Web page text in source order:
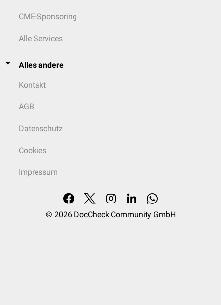
CME-Sponsoring
Alle Services
Alles andere
Kontakt
AGB
Datenschutz
Cookies
Impressum
© 2026 DocCheck Community GmbH